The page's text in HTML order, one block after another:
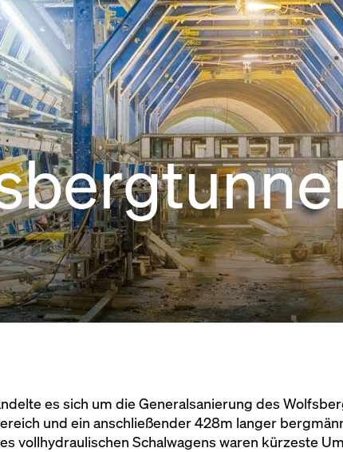
es sich um die Generalsanierung des
und ein anschließender 428m langer
vollhydraulischen Schalwagens waren kürzeste